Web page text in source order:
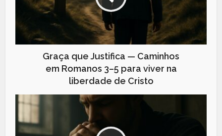
Graça que Justifica — Caminhos
em Romanos 3–5 para viver na
liberdade de Cristo